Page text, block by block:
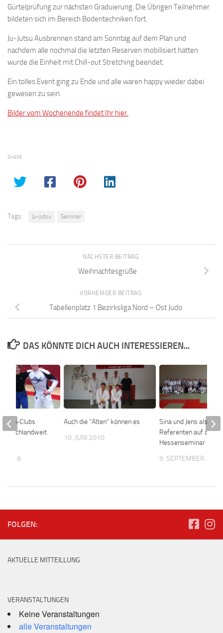
Gürtelprüfung zur nächsten Graduierung. Die Übrigen Teilnehmer
bildeten sich im Bereich Bodentechniken fort.
Ju-Jutsu Ausbrennen stand am Sonntag auf dem Plan und
nachdem alle nochmal die letzten Reserven mobilisiert hatten
wurde die Einheit mit Chill-out Stretching beendet.
Ein tolles Event ging zu Ende und alle waren happy wieder dabei
gewesen zu sein.
Bilder vom Wochenende findet Ihr hier.
SHARE
Tags: Ju-Jutsu Seminar
NÄCHSTER BEITRAG
Weihnachtesgrüße
VORHERIGER BEITRAG
Tabellenplatz 1 Bezirksliga Nord – Ost Judo
DAS KÖNNTE DICH AUCH INTERESSIEREN...
Auch die “Alten” können es
10. JUNI 2010
Sina und Jens als
Referenten auf dem
Hessenseminar
9. SEPTEMBER 2018
Clubs
2016
FOLGEN:
AKTUELLE MITTEILLUNG
VERANSTALTUNGEN
Keine Veranstaltungen
alle Veranstaltungen